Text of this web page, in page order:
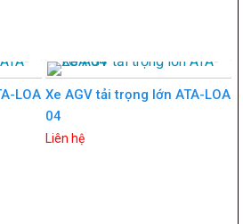
LOA Xe AGV tải trọng lớn ATA-LOA
04
Liên hệ